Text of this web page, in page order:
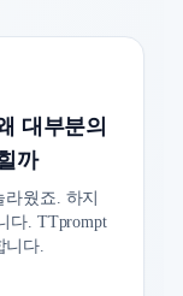
대부분의
까
웠죠. 하지
다. TTprompt
다.